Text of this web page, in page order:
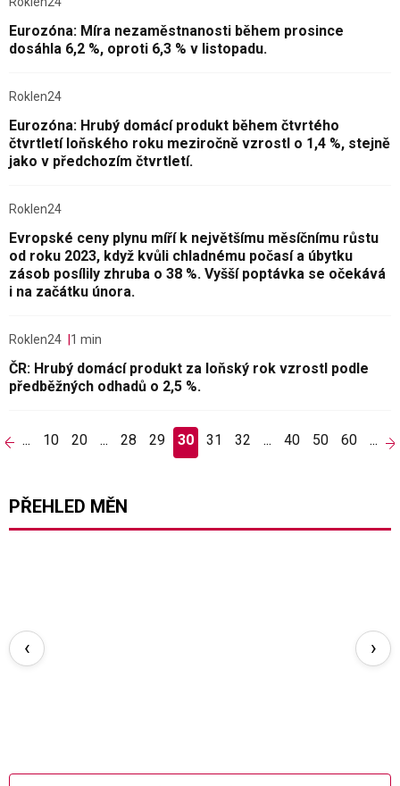
Eurozóna: Míra nezaměstnanosti během prosince
dosáhla 6,2 %, oproti 6,3 % v listopadu.
Roklen24
Eurozóna: Hrubý domácí produkt během čtvrtého
čtvrtletí loňského roku meziročně vzrostl o 1,4 %, stejně
jako v předchozím čtvrtletí.
Roklen24
Evropské ceny plynu míří k největšímu měsíčnímu růstu
od roku 2023, když kvůli chladnému počasí a úbytku
zásob posílily zhruba o 38 %. Vyšší poptávka se očekává
i na začátku února.
Roklen24 1 min
ČR: Hrubý domácí produkt za loňský rok vzrostl podle
předběžných odhadů o 2,5 %.
... 10 20 ... 28 29 30 31 32 ... 40 50 60 ...
PŘEHLED MĚN
‹ ›